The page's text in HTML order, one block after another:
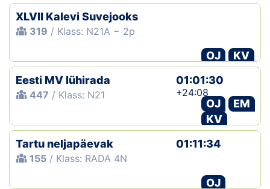
XLVII Kalevi Suvejooks
319 / Klass: N21A − 2p
OJ
KV
Eesti MV lühirada
447 / Klass: N21
01:01:30
+24:08
OJ
EM
KV
Tartu neljapäevak
155 / Klass: RADA 4N
01:11:34
OJ